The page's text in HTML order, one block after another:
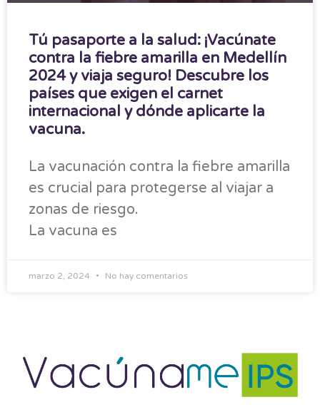
Tú pasaporte a la salud: ¡Vacúnate
contra la fiebre amarilla en Medellín
2024 y viaja seguro! Descubre los
países que exigen el carnet
internacional y dónde aplicarte la
vacuna.
La vacunación contra la fiebre amarilla
es crucial para protegerse al viajar a
zonas de riesgo.
La vacuna es
marzo 2, 2024 No hay comentarios